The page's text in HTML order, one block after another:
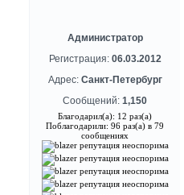
Администратор
Регистрация: 06.03.2012
Адрес: Санкт-Петербург
Сообщений: 1,150
Благодарил(а): 12 раз(а)
Поблагодарили: 96 раз(а) в 79
сообщениях